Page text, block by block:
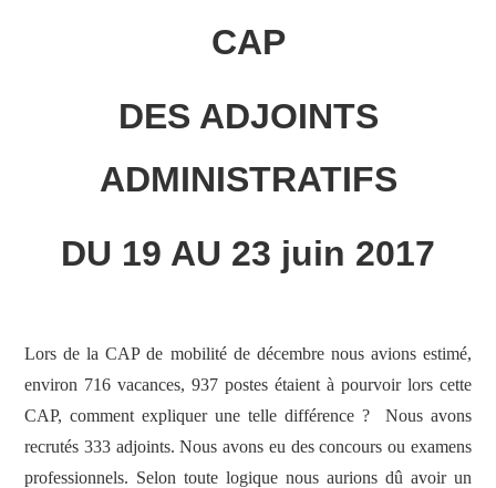
CAP
DES ADJOINTS
ADMINISTRATIFS
DU 19 AU 23 juin 2017
Lors de la CAP de mobilité de décembre nous avions estimé,
environ 716 vacances, 937 postes étaient à pourvoir lors cette
CAP, comment expliquer une telle différence ? Nous avons
recrutés 333 adjoints. Nous avons eu des concours ou examens
professionnels. Selon toute logique nous aurions dû avoir un